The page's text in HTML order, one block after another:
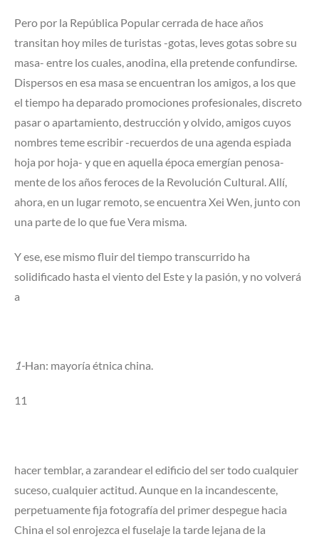
Pero por la República Popular cerrada de hace años
transitan hoy miles de turistas -gotas, leves gotas sobre su
masa- entre los cuales, anodina, ella pretende confundirse.
Dispersos en esa masa se encuentran los amigos, a los que
el tiempo ha deparado promociones profesionales, discreto
pasar o apartamiento, destrucción y olvido, amigos cuyos
nombres teme escribir -recuerdos de una agenda espiada
hoja por hoja- y que en aquella época emergían penosa­
mente de los años feroces de la Revolución Cultural. Allí,
ahora, en un lugar remoto, se encuentra Xei Wen, junto con
una parte de lo que fue Vera misma.
Y ese, ese mismo fluir del tiempo transcurrido ha
solidificado hasta el viento del Este y la pasión, y no volverá
a
1-Han: mayoría étnica china.
11
hacer temblar, a zarandear el edificio del ser todo cualquier
suceso, cualquier actitud. Aunque en la incandescente,
perpetuamente fija fotografía del primer despegue hacia
China el sol enrojezca el fuselaje la tarde lejana de la